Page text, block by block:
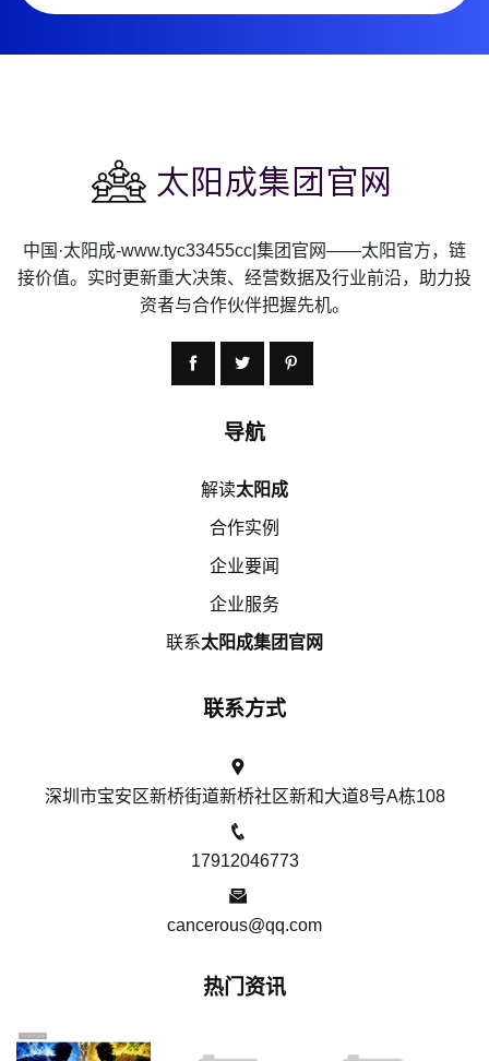
中国·太阳成-www.tyc33455cc|集团官网——太阳官方，链
接价值。实时更新重大决策、经营数据及行业前沿，助力投
资者与合作伙伴把握先机。
导航
解读太阳成
合作实例
企业要闻
企业服务
联系太阳成集团官网
联系方式
深圳市宝安区新桥街道新桥社区新和大道8号A栋108
17912046773
cancerous@qq.com
热门资讯